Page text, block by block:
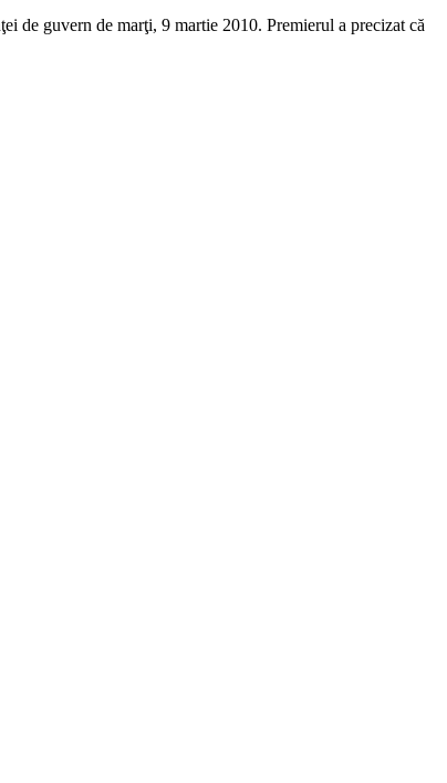
de guvern de marţi, 9 martie 2010. Premierul a precizat că